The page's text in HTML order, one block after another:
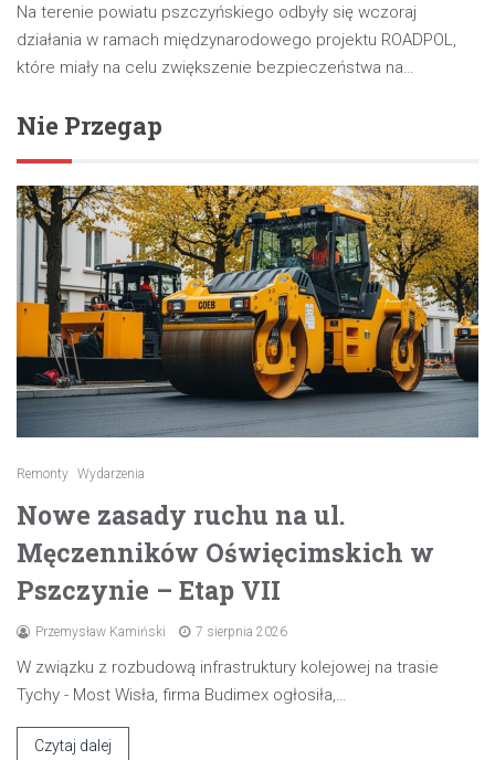
Na terenie powiatu pszczyńskiego odbyły się wczoraj
działania w ramach międzynarodowego projektu ROADPOL,
które miały na celu zwiększenie bezpieczeństwa na…
Nie Przegap
Remonty Wydarzenia
Nowe zasady ruchu na ul.
Męczenników Oświęcimskich w
Pszczynie – Etap VII
Przemysław Kamiński 7 sierpnia 2026
W związku z rozbudową infrastruktury kolejowej na trasie
Tychy - Most Wisła, firma Budimex ogłosiła,…
Czytaj dalej